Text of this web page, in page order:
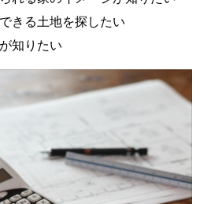
きる土地を探したい
知りたい